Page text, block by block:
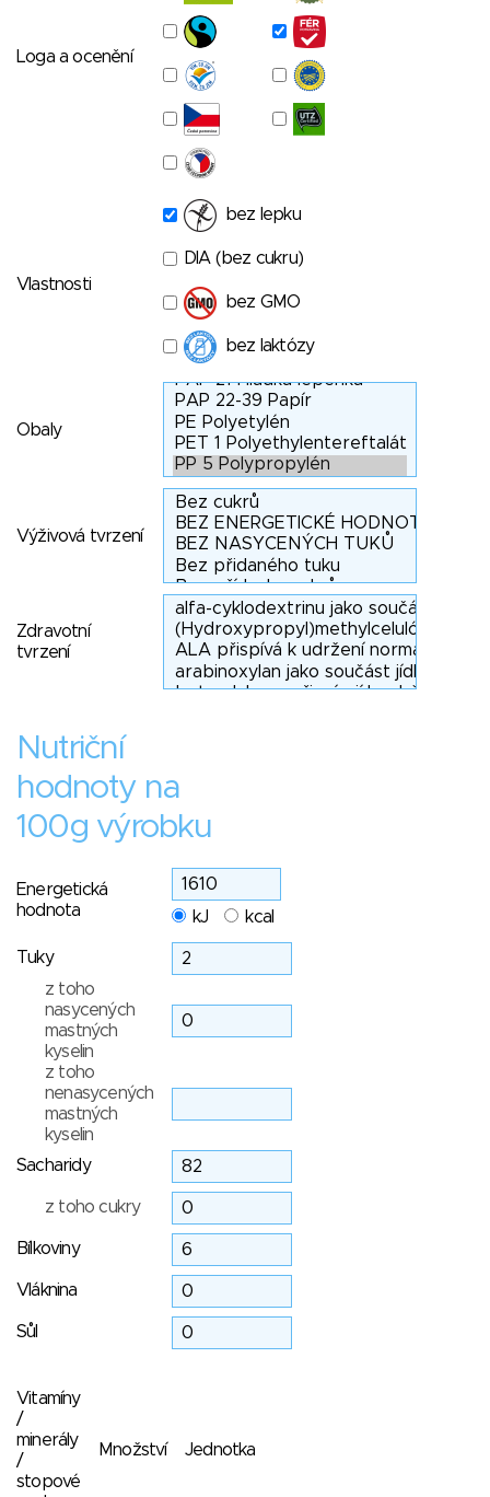
Loga a ocenění
Vlastnosti
bez lepku
DIA (bez cukru)
bez GMO
bez laktózy
Obaly
Výživová tvrzení
Zdravotní
tvrzení
Nutriční
hodnoty na
100g výrobku
Energetická
hodnota
kJ kcal
Tuky
z toho
nasycených
mastných
kyselin
z toho
nenasycených
mastných
kyselin
Sacharidy
z toho cukry
Bílkoviny
Vláknina
Sůl
Vitamíny
/
minerály
/
stopové
Množství Jednotka